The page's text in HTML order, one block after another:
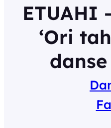
ETUAHI
‘Ori